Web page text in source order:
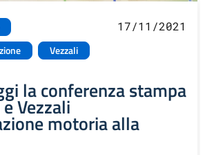
Vezzali
17/11/2021
la conferenza stampa
Vezzali
motoria alla